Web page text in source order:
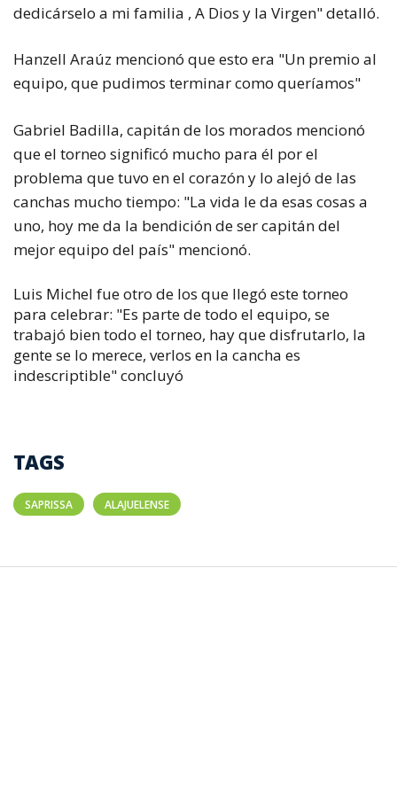
dedicárselo a mi familia , A Dios y la Virgen" detalló.
Hanzell Araúz mencionó que esto era "Un premio al
equipo, que pudimos terminar como queríamos"
Gabriel Badilla, capitán de los morados mencionó
que el torneo significó mucho para él por el
problema que tuvo en el corazón y lo alejó de las
canchas mucho tiempo: "La vida le da esas cosas a
uno, hoy me da la bendición de ser capitán del
mejor equipo del país" mencionó.
Luis Michel fue otro de los que llegó este torneo
para celebrar: "Es parte de todo el equipo, se
trabajó bien todo el torneo, hay que disfrutarlo, la
gente se lo merece, verlos en la cancha es
indescriptible" concluyó
TAGS
SAPRISSA ALAJUELENSE